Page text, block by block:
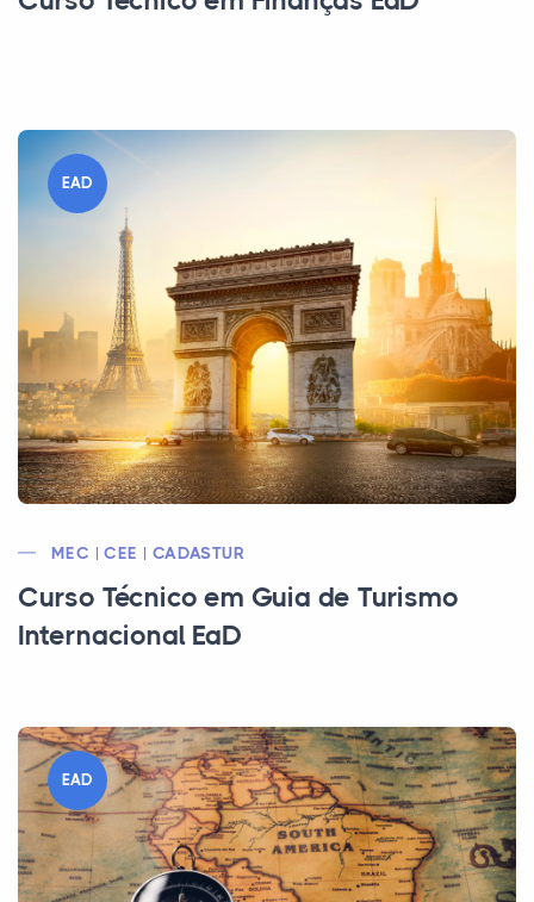
EAD
MEC | CEE | CADASTUR
Curso Técnico em Guia de Turismo
Internacional EaD
EAD